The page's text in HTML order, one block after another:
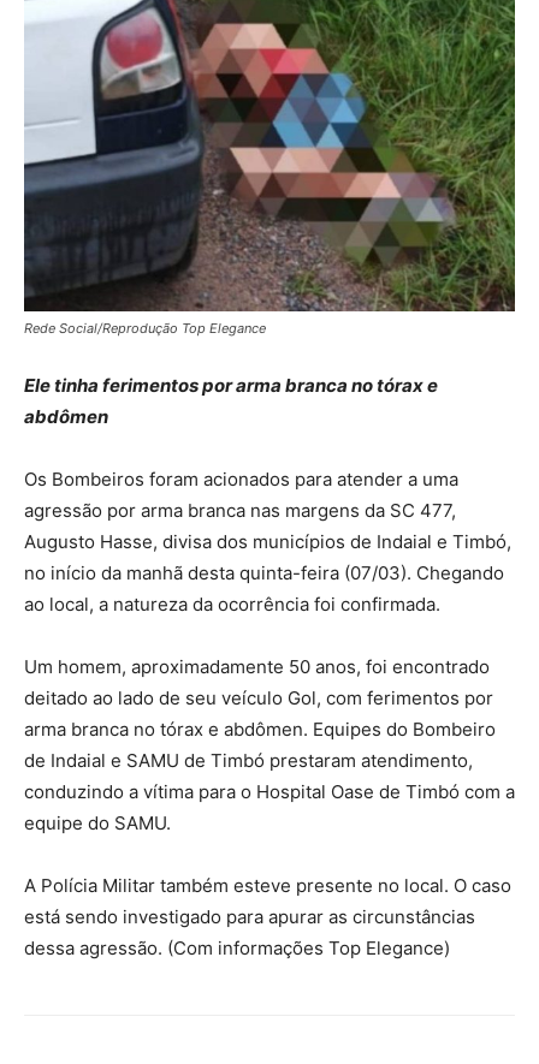
Rede Social/Reprodução Top Elegance
Ele tinha ferimentos por arma branca no tórax e
abdômen
Os Bombeiros foram acionados para atender a uma
agressão por arma branca nas margens da SC 477,
Augusto Hasse, divisa dos municípios de Indaial e Timbó,
no início da manhã desta quinta-feira (07/03). Chegando
ao local, a natureza da ocorrência foi confirmada.
Um homem, aproximadamente 50 anos, foi encontrado
deitado ao lado de seu veículo Gol, com ferimentos por
arma branca no tórax e abdômen. Equipes do Bombeiro
de Indaial e SAMU de Timbó prestaram atendimento,
conduzindo a vítima para o Hospital Oase de Timbó com a
equipe do SAMU.
A Polícia Militar também esteve presente no local. O caso
está sendo investigado para apurar as circunstâncias
dessa agressão. (Com informações Top Elegance)